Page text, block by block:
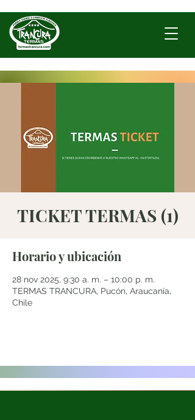
TICKET TERMAS (1)
Horario y ubicación
28 nov 2025, 9:30 a. m. – 10:00 p. m.
TERMAS TRANCURA, Pucón, Araucanía,
Chile